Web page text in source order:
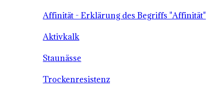
Affinität - Erklärung des Begriffs "Affinität"
Aktivkalk
Staunässe
Trockenresistenz